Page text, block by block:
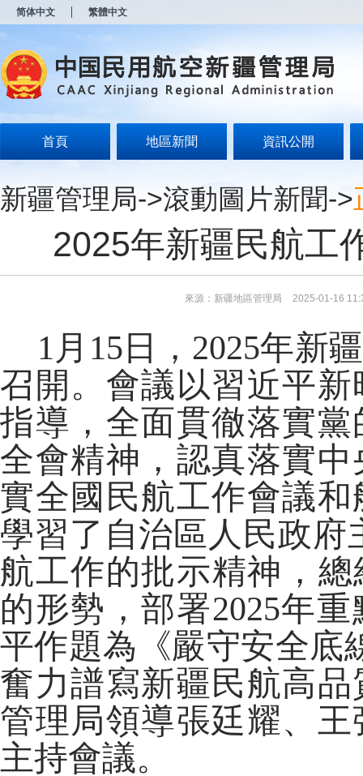
简体中文 繁體中文
首頁 地區新聞 資訊公開
新疆管理局->滾動圖片新聞->
2025年新疆民航工
來源：新疆地區管理局 2025-01-16
1月15日，2025年新
召開。會議以習近平
指導，全面貫徹落實
全會精神，認真落實
實全國民航工作會議
學習了自治區人民政府
航工作的批示精神，
的形勢，部署2025年
平作題為《嚴守安全底
奮力譜寫新疆民航高
管理局領導張廷耀、
主持會議。
开
无
障
说
Alt
加